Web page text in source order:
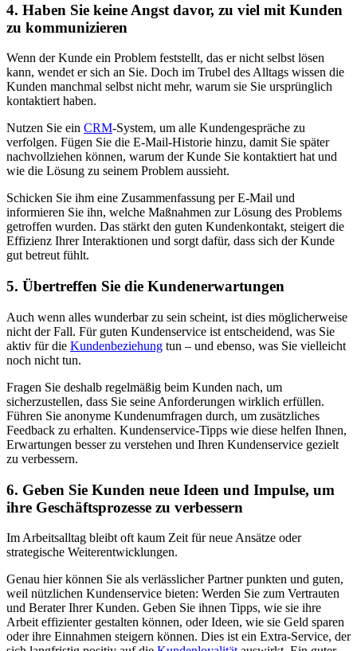
4. Haben Sie keine Angst davor, zu viel mit Kunden
zu kommunizieren
Wenn der Kunde ein Problem feststellt, das er nicht selbst lösen
kann, wendet er sich an Sie. Doch im Trubel des Alltags wissen die
Kunden manchmal selbst nicht mehr, warum sie Sie ursprünglich
kontaktiert haben.
Nutzen Sie ein CRM-System, um alle Kundengespräche zu
verfolgen. Fügen Sie die E-Mail-Historie hinzu, damit Sie später
nachvollziehen können, warum der Kunde Sie kontaktiert hat und
wie die Lösung zu seinem Problem aussieht.
Schicken Sie ihm eine Zusammenfassung per E-Mail und
informieren Sie ihn, welche Maßnahmen zur Lösung des Problems
getroffen wurden. Das stärkt den guten Kundenkontakt, steigert die
Effizienz Ihrer Interaktionen und sorgt dafür, dass sich der Kunde
gut betreut fühlt.
5. Übertreffen Sie die Kundenerwartungen
Auch wenn alles wunderbar zu sein scheint, ist dies möglicherweise
nicht der Fall. Für guten Kundenservice ist entscheidend, was Sie
aktiv für die Kundenbeziehung tun – und ebenso, was Sie vielleicht
noch nicht tun.
Fragen Sie deshalb regelmäßig beim Kunden nach, um
sicherzustellen, dass Sie seine Anforderungen wirklich erfüllen.
Führen Sie anonyme Kundenumfragen durch, um zusätzliches
Feedback zu erhalten. Kundenservice-Tipps wie diese helfen Ihnen,
Erwartungen besser zu verstehen und Ihren Kundenservice gezielt
zu verbessern.
6. Geben Sie Kunden neue Ideen und Impulse, um
ihre Geschäftsprozesse zu verbessern
Im Arbeitsalltag bleibt oft kaum Zeit für neue Ansätze oder
strategische Weiterentwicklungen.
Genau hier können Sie als verlässlicher Partner punkten und guten,
weil nützlichen Kundenservice bieten: Werden Sie zum Vertrauten
und Berater Ihrer Kunden. Geben Sie ihnen Tipps, wie sie ihre
Arbeit effizienter gestalten können, oder Ideen, wie sie Geld sparen
oder ihre Einnahmen steigern können. Dies ist ein Extra-Service, der